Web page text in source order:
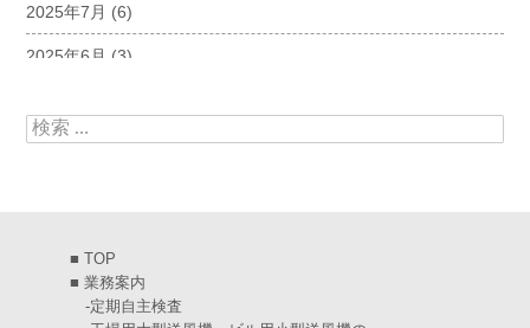
2025年7月 (6)
2025年6月 (3)
2025年4月(5)
2025年1月(7)
2024年12月(4)
検索:
■ TOP
■ 業務案内
-定期自主検査